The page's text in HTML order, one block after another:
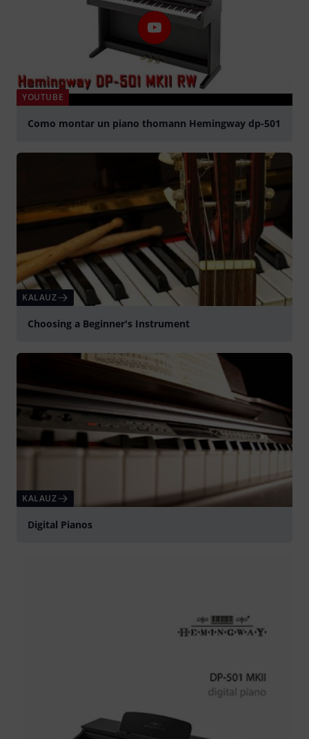
YOUTUBE
Como montar un piano thomann Hemingway dp-501
KALAUZ
Choosing a Beginner's Instrument
KALAUZ
Digital Pianos